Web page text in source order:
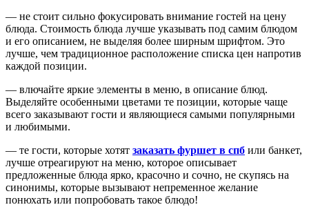
— не стоит сильно фокусировать внимание гостей на цену
блюда. Стоимость блюда лучше указывать под самим блюдом
и его описанием, не выделяя более ширным шрифтом. Это
лучше, чем традиционное расположение списка цен напротив
каждой позиции.
— влючайте яркие элементы в меню, в описание блюд.
Выделяйте особенными цветами те позиции, которые чаще
всего заказывают гости и являющиеся самыми популярными
и любимыми.
— те гости, которые хотят заказать фуршет в спб или банкет,
лучше отреагируют на меню, которое описывает
предложенные блюда ярко, красочно и сочно, не скупясь на
синонимы, которые вызывают непременное желание
понюхать или попробовать такое блюдо!